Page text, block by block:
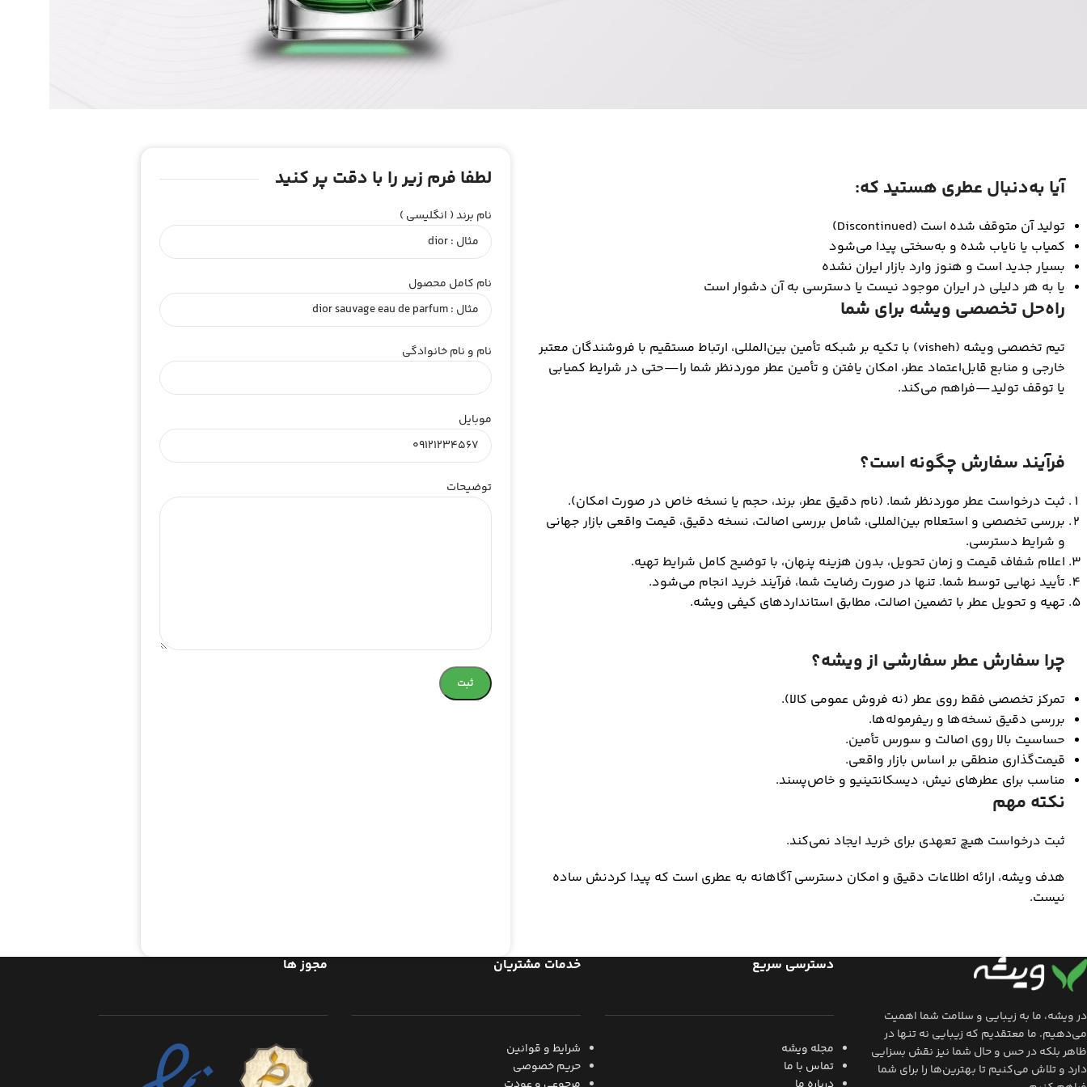
آیا به‌دنبال عطری هستید که:
تولید آن متوقف شده است (Discontinued)
کمیاب یا نایاب شده و به‌سختی پیدا می‌شود
بسیار جدید است و هنوز وارد بازار ایران نشده
یا به هر دلیلی در ایران موجود نیست یا دسترسی به آن دشوار است
راه‌حل تخصصی ویشه برای شما
تیم تخصصی ویشه (visheh) با تکیه بر شبکه تأمین بین‌المللی، ارتباط مستقیم با فروشندگان معتبر
خارجی و منابع قابل‌اعتماد عطر، امکان یافتن و تأمین عطر موردنظر شما را—حتی در شرایط کمیابی
یا توقف تولید—فراهم می‌کند.
فرآیند سفارش چگونه است؟
ثبت درخواست عطر موردنظر شما. (نام دقیق عطر، برند، حجم یا نسخه خاص در صورت امکان).
بررسی تخصصی و استعلام بین‌المللی، شامل بررسی اصالت، نسخه دقیق، قیمت واقعی بازار جهانی
و شرایط دسترسی.
اعلام شفاف قیمت و زمان تحویل، بدون هزینه پنهان، با توضیح کامل شرایط تهیه.
تأیید نهایی توسط شما. تنها در صورت رضایت شما، فرآیند خرید انجام می‌شود.
تهیه و تحویل عطر با تضمین اصالت، مطابق استانداردهای کیفی ویشه.
چرا سفارش عطر سفارشی از ویشه؟
تمرکز تخصصی فقط روی عطر (نه فروش عمومی کالا).
بررسی دقیق نسخه‌ها و ریفرموله‌ها.
حساسیت بالا روی اصالت و سورس تأمین.
قیمت‌گذاری منطقی بر اساس بازار واقعی.
مناسب برای عطرهای نیش، دیسکانتینیو و خاص‌پسند.
نکته مهم
ثبت درخواست هیچ تعهدی برای خرید ایجاد نمی‌کند.
هدف ویشه، ارائه اطلاعات دقیق و امکان دسترسی آگاهانه به عطری است که پیدا کردنش ساده
نیست.
لطفا فرم زیر را با دقت پر کنید
نام برند ( انگلیسی )
نام کامل محصول
نام و نام خانوادگی
موبایل
توضیحات
در ویشه، ما به زیبایی و سلامت شما اهمیت
می‌دهیم. ما معتقدیم که زیبایی نه تنها در
ظاهر بلکه در حس و حال شما نیز نقش بسزایی
دارد و تلاش می‌کنیم تا بهترین‌ها را برای شما
دسترسی سریع
مجله ویشه
تماس با ما
خدمات مشتریان
شرایط و قوانین
حریم خصوصی
مجوز ها